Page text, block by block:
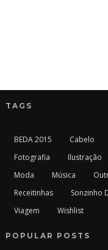
TAGS
BEDA 2015 Cabelo
Fotografia
Ilustração
Moda
Música
Receitinhas
Sonzinho
Viagem
Wishlist
POPULAR POSTS